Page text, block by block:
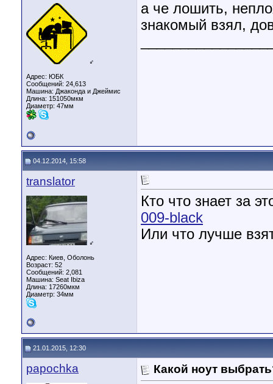
♂
Адрес: ЮБК
Сообщений: 24,613
Машина: Джаконда и Джеймис
Длина: 151050мкм
Диаметр: 47мм
а че лошить,
знакомый взял,
04.12.2014, 15:58
translator
♂
Адрес: Киев, Оболонь
Возраст: 52
Сообщений: 2,081
Машина: Seat Ibiza
Длина: 17260мкм
Диаметр: 34мм
Кто что знает за
009-black
Или что лучше
21.01.2015, 12:30
papochka Какой ноут